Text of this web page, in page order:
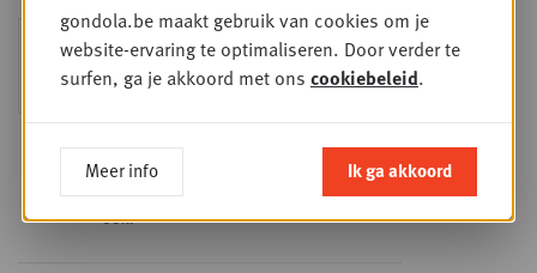
15
SEP
Into Retail - Sold out
Mis deze unieke kans niet om het
Belgische retaillandschap volledig te
helder zicht op het shopperprofiel en
verzamel je onmisbare inzichten in
een sector die sneller verandert dan
ooit.
gondola.be maakt gebruik van cookies om je
website-ervaring te optimaliseren. Door verder te
surfen, ga je akkoord met ons cookiebeleid.
Meer info Ik ga akkoord